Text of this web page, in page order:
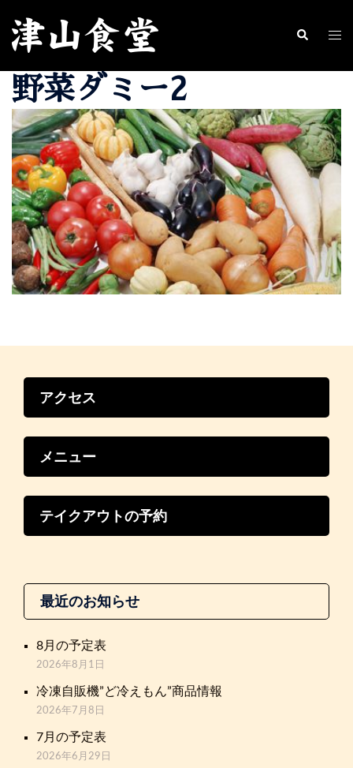
ン
ツ
へ
ス
キ
ッ
プ
検
ト
メ
ニ
ュ
野菜ダミー2
アクセス
メニュー
テイクアウトの予約
最近のお知らせ
8月の予定表
2026年8月1日
冷凍自販機”ど冷えもん”商品情報
2026年7月8日
7月の予定表
2026年6月29日